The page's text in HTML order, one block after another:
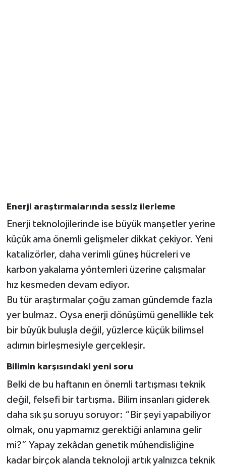
Enerji araştırmalarında sessiz ilerleme
Enerji teknolojilerinde ise büyük manşetler yerine
küçük ama önemli gelişmeler dikkat çekiyor. Yeni
katalizörler, daha verimli güneş hücreleri ve
karbon yakalama yöntemleri üzerine çalışmalar
hız kesmeden devam ediyor.
Bu tür araştırmalar çoğu zaman gündemde fazla
yer bulmaz. Oysa enerji dönüşümü genellikle tek
bir büyük buluşla değil, yüzlerce küçük bilimsel
adımın birleşmesiyle gerçekleşir.
Bilimin karşısındaki yeni soru
Belki de bu haftanın en önemli tartışması teknik
değil, felsefi bir tartışma. Bilim insanları giderek
daha sık şu soruyu soruyor: “Bir şeyi yapabiliyor
olmak, onu yapmamız gerektiği anlamına gelir
mi?” Yapay zekâdan genetik mühendisliğine
kadar birçok alanda teknoloji artık yalnızca teknik